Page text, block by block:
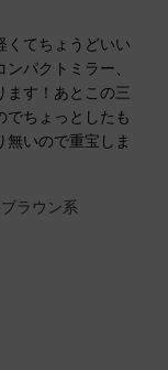
くてちょうどいい
パクトミラー、
ます！あとこの三
でちょっとしたも
いので重宝しま
ブラウン系